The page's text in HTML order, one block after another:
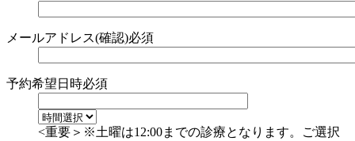
メールアドレス(確認)必須
予約希望日時必須
<重要＞※土曜は12:00までの診療となります。ご選択